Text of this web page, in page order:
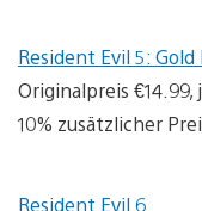
Resident Evil 5:
Originalpreis
10% zusätzlicher
Resident Evil 6